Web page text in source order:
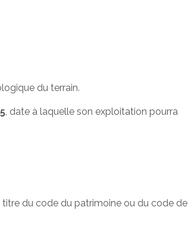
du terrain.
, date à laquelle son exploitation pourra
titre du code du patrimoine ou du code de